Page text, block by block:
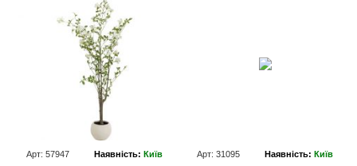
Арт: 57947 Наявність: Київ Арт: 31095 Наявність: Київ